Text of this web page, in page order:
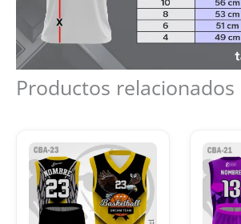
Productos relacionados